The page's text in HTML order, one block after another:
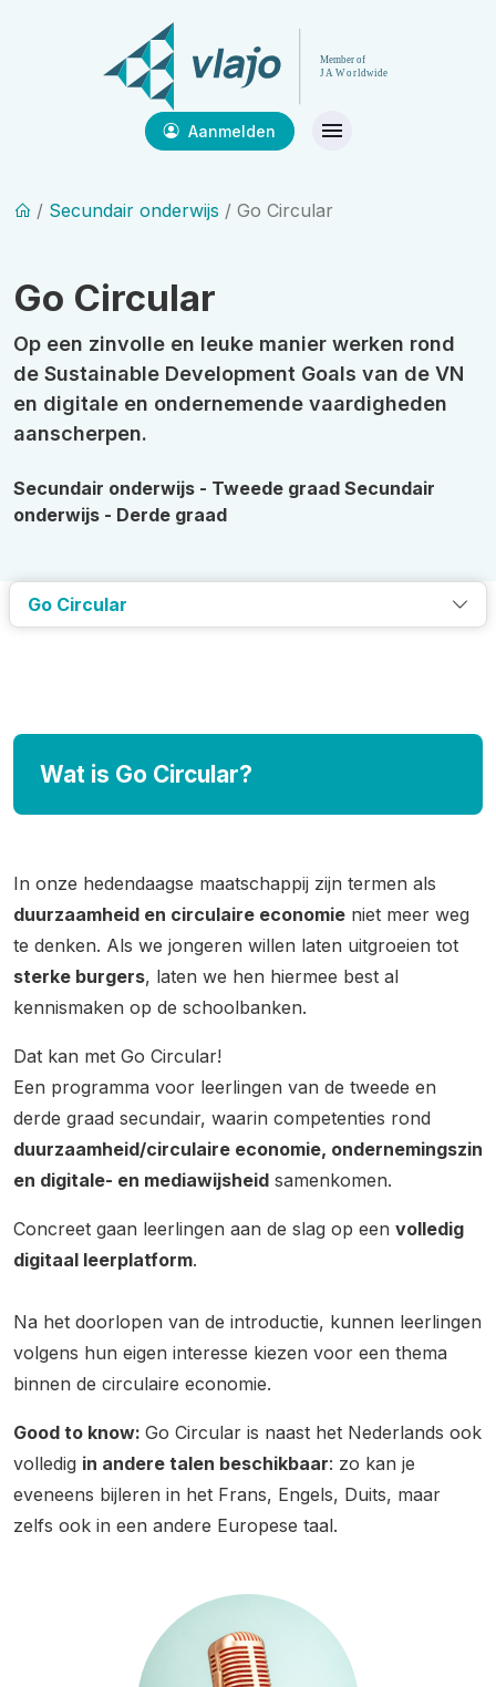
Aanmelden
/ Secundair onderwijs / Go Circular
Go Circular
Op een zinvolle en leuke manier werken rond
de Sustainable Development Goals van de VN
en digitale en ondernemende vaardigheden
aanscherpen.
Secundair onderwijs - Tweede graad Secundair
onderwijs - Derde graad
Go Circular
Wat is Go Circular?
In onze hedendaagse maatschappij zijn termen als
duurzaamheid en circulaire economie niet meer weg
te denken. Als we jongeren willen laten uitgroeien tot
sterke burgers, laten we hen hiermee best al
kennismaken op de schoolbanken.
Dat kan met Go Circular!
Een programma voor leerlingen van de tweede en
derde graad secundair, waarin competenties rond
duurzaamheid/circulaire economie, ondernemingszin
en digitale- en mediawijsheid samenkomen.
Concreet gaan leerlingen aan de slag op een volledig
digitaal leerplatform.
Na het doorlopen van de introductie, kunnen leerlingen
volgens hun eigen interesse kiezen voor een thema
binnen de circulaire economie.
Good to know: Go Circular is naast het Nederlands ook
volledig in andere talen beschikbaar: zo kan je
eveneens bijleren in het Frans, Engels, Duits, maar
zelfs ook in een andere Europese taal.